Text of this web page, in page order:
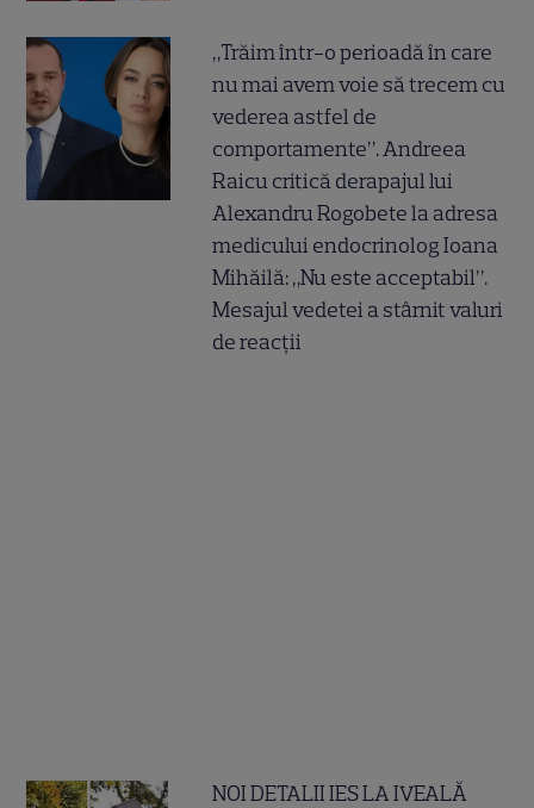
„Trăim într-o perioadă în care
nu mai avem voie să trecem cu
vederea astfel de
comportamente”. Andreea
Raicu critică derapajul lui
Alexandru Rogobete la adresa
medicului endocrinolog Ioana
Mihăilă: „Nu este acceptabil”.
Mesajul vedetei a stârnit valuri
de reacții
NOI DETALII IES LA IVEALĂ